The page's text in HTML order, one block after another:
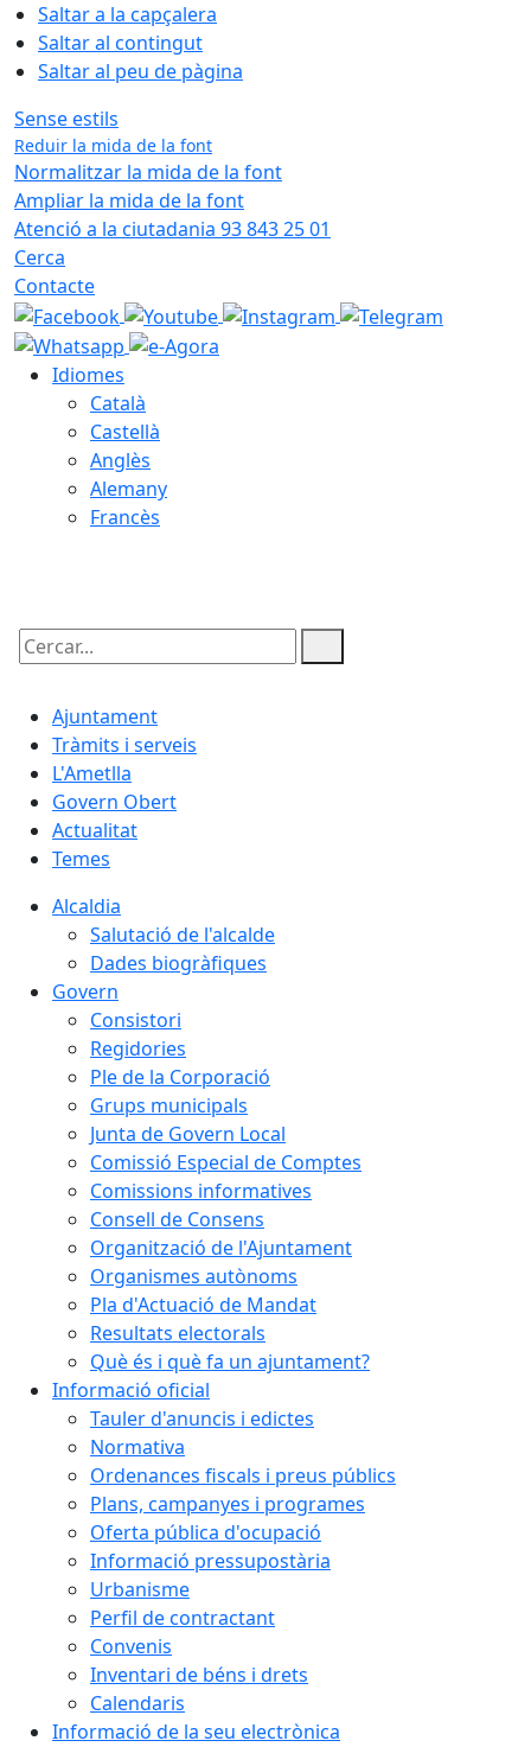
Saltar a la capçalera
Saltar al contingut
Saltar al peu de pàgina
Sense estils
Reduir la mida de la font
Normalitzar la mida de la font
Ampliar la mida de la font
Atenció a la ciutadania 93 843 25 01
Cerca
Contacte
Idiomes
Català
Castellà
Anglès
Alemany
Francès
Cercar:
Ajuntament
Tràmits i serveis
L'Ametlla
Govern Obert
Actualitat
Temes
Alcaldia
Salutació de l'alcalde
Dades biogràfiques
Govern
Consistori
Regidories
Ple de la Corporació
Grups municipals
Junta de Govern Local
Comissió Especial de Comptes
Comissions informatives
Consell de Consens
Organització de l'Ajuntament
Organismes autònoms
Pla d'Actuació de Mandat
Resultats electorals
Què és i què fa un ajuntament?
Informació oficial
Tauler d'anuncis i edictes
Normativa
Ordenances fiscals i preus públics
Plans, campanyes i programes
Oferta pública d'ocupació
Informació pressupostària
Urbanisme
Perfil de contractant
Convenis
Inventari de béns i drets
Calendaris
Informació de la seu electrònica